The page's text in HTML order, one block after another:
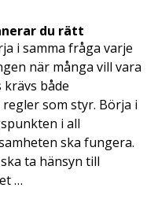
du rätt
i samma fråga varje
när många vill vara
krävs både
som styr. Börja i
i all
ska fungera.
ta hänsyn till
…